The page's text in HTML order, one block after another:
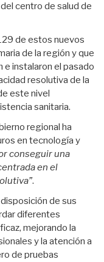
centro de salud de
de estos nuevos
de la región y que
e instalaron el pasado
resolutiva de la
este nivel
sanitaria.
regional ha
en tecnología y
conseguir una
en el
.
de sus
diferentes
mejorando la
y la atención a
de pruebas